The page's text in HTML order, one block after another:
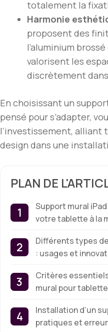
totalement la
Harmonie
proposent des
l’aluminium
valorisent les
discrètement
En choisissant un
pensé pour s’adapter,
l’investissement,
design dans une
PLAN DE
Support mural
votre tablette à la
Différents types
: usages et
Critères
mural pour
Installation d’un
pratiques et